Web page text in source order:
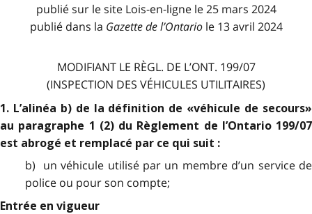
publié sur le site Lois-en-ligne le 25 mars 2024
publié dans la Gazette de l’Ontariole 13 avril 2024
MODIFIANT LE RÈGL. DE L’ONT. 199/07
(INSPECTION DES VÉHICULES UTILITAIRES)
1. L’alinéa b) de la définition de «véhicule de secours»
au paragraphe 1 (2) du Règlement de l’Ontario 199/07
est abrogé et remplacé par ce qui suit :
b) un véhicule utilisé par un membre d’un service de
police ou pour son compte;
Entrée en vigueur